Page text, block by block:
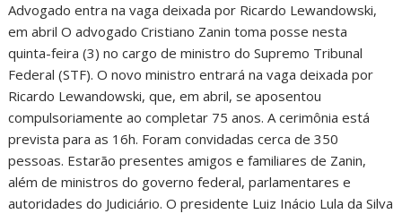
Advogado entra na vaga deixada por Ricardo Lewandowski,
em abril O advogado Cristiano Zanin toma posse nesta
quinta-feira (3) no cargo de ministro do Supremo Tribunal
Federal (STF). O novo ministro entrará na vaga deixada por
Ricardo Lewandowski, que, em abril, se aposentou
compulsoriamente ao completar 75 anos. A cerimônia está
prevista para as 16h. Foram convidadas cerca de 350
pessoas. Estarão presentes amigos e familiares de Zanin,
além de ministros do governo federal, parlamentares e
autoridades do Judiciário. O presidente Luiz Inácio Lula da Silva